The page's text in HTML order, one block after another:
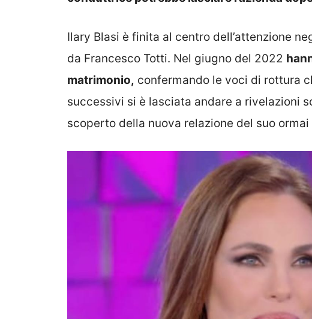
Ilary Blasi è finita al centro dell’attenzione
da Francesco Totti. Nel giugno del 2022
matrimonio, confermando le voci di rottura
successivi si è lasciata andare a rivelazioni
scoperto della nuova relazione del suo